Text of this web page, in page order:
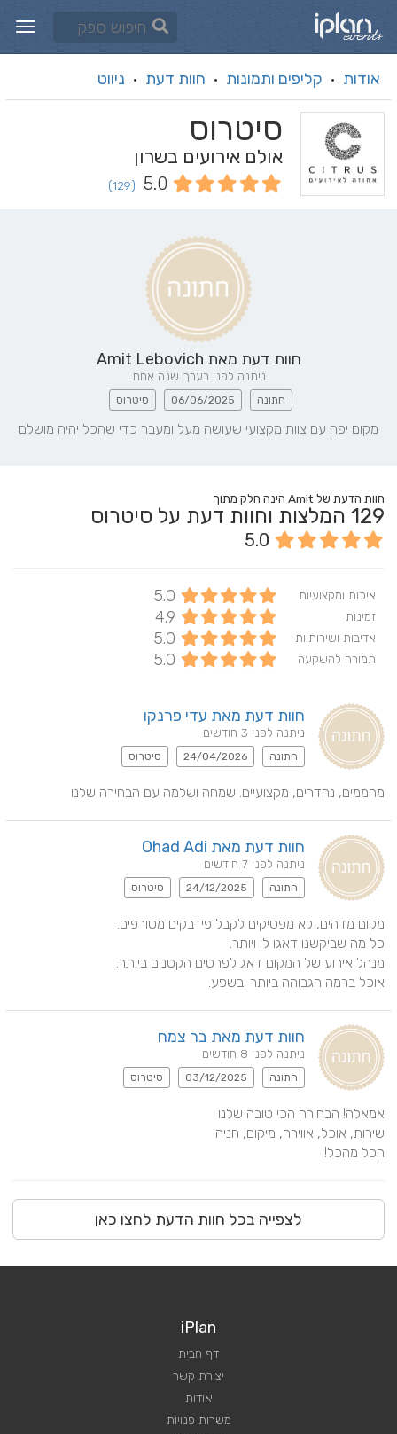
אודות · קליפים ותמונות · חוות דעת · ניווט
סיטרוס
אולם אירועים בשרון
5.0
(129)
חוות דעת מאת Amit Lebovich
ניתנה לפני בערך שנה אחת
חתונה 06/06/2025 סיטרוס
מקום יפה עם צוות מקצועי שעושה מעל ומעבר כדי שהכל יהיה מושלם
חוות הדעת של Amit הינה חלק מתוך
129 המלצות וחוות דעת על סיטרוס
5.0
איכות ומקצועיות 5.0
זמינות 4.9
אדיבות ושירותיות 5.0
תמורה להשקעה 5.0
חוות דעת מאת עדי פרנקו
ניתנה לפני 3 חודשים
חתונה 24/04/2026 סיטרוס
מהממים, נהדרים, מקצועיים. שמחה ושלמה עם הבחירה שלנו
חוות דעת מאת Ohad Adi
ניתנה לפני 7 חודשים
חתונה 24/12/2025 סיטרוס
אוכל ברמה הגבוהה ביותר ובשפע.
חוות דעת מאת בר צמח
ניתנה לפני 8 חודשים
חתונה 03/12/2025 סיטרוס
הכל מהכל!
לצפייה בכל חוות הדעת לחצו כאן
iPlan
דף הבית
יצירת קשר
אודות
משרות פנויות